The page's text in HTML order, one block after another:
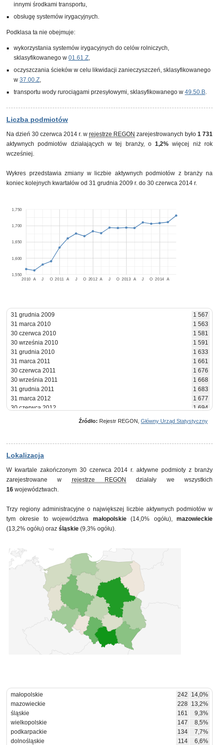
innymi środkami transportu,
obsługę systemów irygacyjnych.
Podklasa ta nie obejmuje:
wykorzystania systemów irygacyjnych do celów rolniczych,
sklasyfikowanego w 01.61.Z,
oczyszczania ścieków w celu likwidacji zanieczyszczeń, sklasyfikowanego
w 37.00.Z,
transportu wody rurociągami przesyłowymi, sklasyfikowanego w 49.50.B.
Liczba podmiotów
Na dzień 30 czerwca 2014 r. w rejestrze REGON zarejestrowanych było 1 731
aktywnych podmiotów działających w tej branży, o1,2% więcej niż rok
wcześniej.
Wykres przedstawia zmiany w liczbie aktywnych podmiotów z branży na
koniec kolejnych kwartałów od 31 grudnia 2009 r. do 30 czerwca 2014 r.
2010 2011 2012 2013 2014
A J O A J O A J O A J O A
1,550
1,600
1,650
1,700
1,750
31 grudnia 2009
1 567
31 marca 2010
1 563
30 czerwca 2010
1 581
30 września 2010
1 591
31 grudnia 2010
1 633
31 marca 2011
1 661
30 czerwca 2011
1 676
30 września 2011
1 668
31 grudnia 2011
1 683
31 marca 2012
1 677
30 czerwca 2012
1 694
30 czerwca 2013
1 710
30 września 2013
31 marca 2014
1 711
30 czerwca 2014
1 731
Źródło: Rejestr REGON, Główny Urząd Statystyczny
Lokalizacja
W kwartale zakończonym 30 czerwca 2014 r. aktywne podmioty z branży
zarejestrowane w rejestrze REGON
działały we wszystkich
16 województwach.
Trzy regiony administracyjne o największej liczbie aktywnych podmiotów w
tym okresie to województwa małopolskie(14,0% ogółu),mazowieckie
(13,2% ogółu) oraz śląskie (9,3% ogółu).
małopolskie 242
14,0%
mazowieckie
228 13,2%
śląskie
161
9,3%
wielkopolskie
147
8,5%
podkarpackie
134
7,7%
dolnośląskie
114
6,6%